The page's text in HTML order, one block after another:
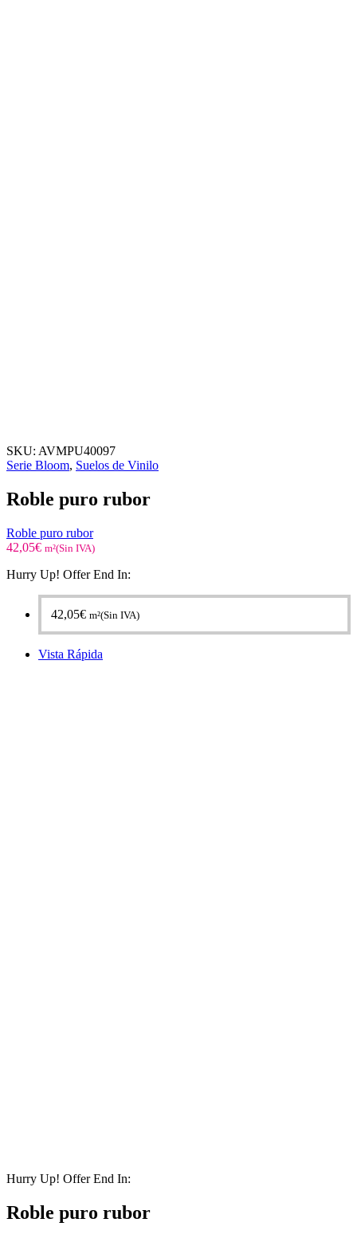
SKU: AVMPU40097
Serie Bloom, Suelos de Vinilo
Roble puro rubor
Roble puro rubor
42,05€ m²(Sin IVA)
Hurry Up! Offer End In:
42,05€ m²(Sin IVA)
Vista Rápida
Hurry Up! Offer End In:
Roble puro rubor